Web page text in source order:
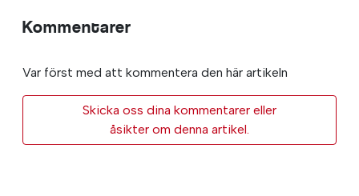
Kommentarer
Var först med att kommentera den här artikeln
Skicka oss dina kommentarer eller
åsikter om denna artikel.